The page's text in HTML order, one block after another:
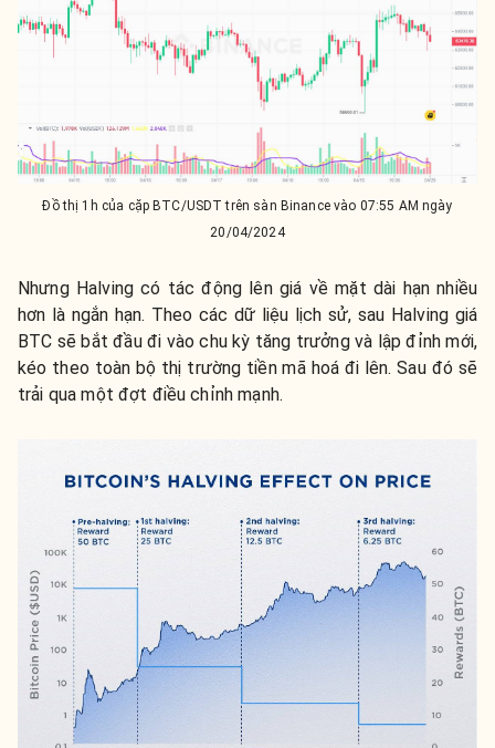
Đồ thị 1h của cặp BTC/USDT trên sàn Binance vào 07:55 AM ngày
20/04/2024
Nhưng Halving có tác động lên giá về mặt dài hạn nhiều
hơn là ngắn hạn. Theo các dữ liệu lịch sử, sau Halving giá
BTC sẽ bắt đầu đi vào chu kỳ tăng trưởng và lập đỉnh mới,
kéo theo toàn bộ thị trường tiền mã hoá đi lên. Sau đó sẽ
trải qua một đợt điều chỉnh mạnh.